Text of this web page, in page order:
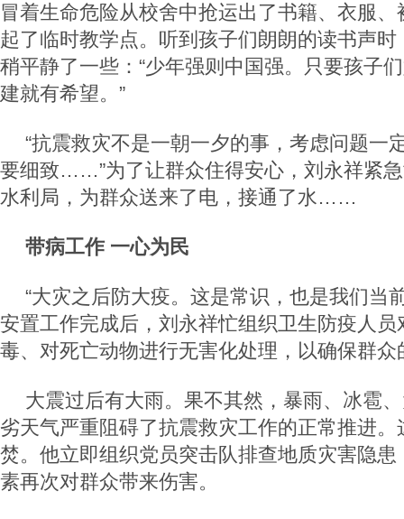
冒着生命危险从校舍中抢运出了书籍、衣服
起了临时教学点。听到孩子们朗朗的读书声
稍平静了一些：“少年强则中国强。只要孩子
建就有希望。”
“抗震救灾不是一朝一夕的事，考虑问题一
要细致……”为了让群众住得安心，刘永祥紧
水利局，为群众送来了电，接通了水……
带病工作 一心为民
“大灾之后防大疫。这是常识，也是我们当
安置工作完成后，刘永祥忙组织卫生防疫人
毒、对死亡动物进行无害化处理，以确保群众
大震过后有大雨。果不其然，暴雨、冰雹
劣天气严重阻碍了抗震救灾工作的正常推进
焚。他立即组织党员突击队排查地质灾害隐
素再次对群众带来伤害。